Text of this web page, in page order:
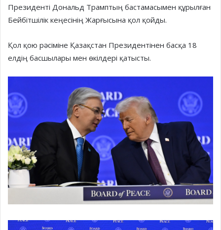
Президенті Дональд Трамптың бастамасымен құрылған
Бейбітшілік кеңесінің Жарғысына қол қойды.
Қол қою рәсіміне Қазақстан Президентінен басқа 18
елдің басшылары мен өкілдері қатысты.